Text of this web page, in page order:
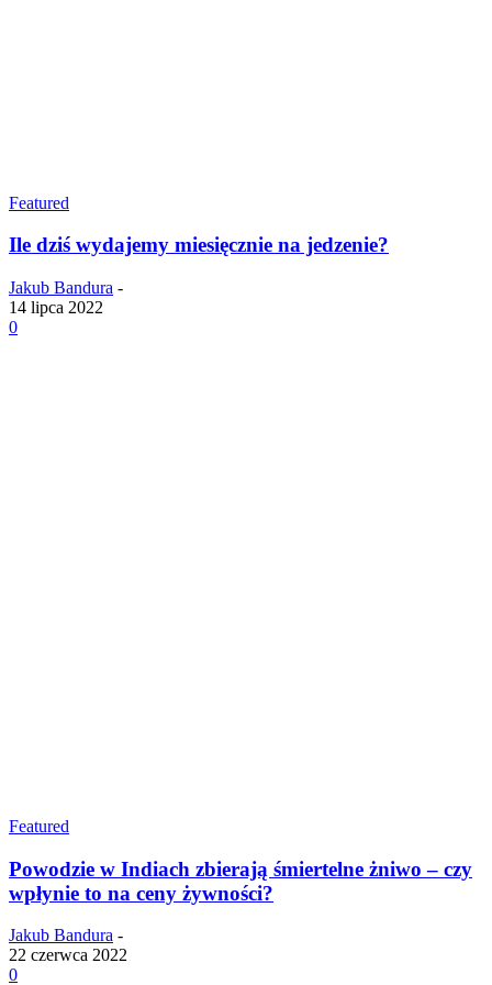
Featured
Ile dziś wydajemy miesięcznie na jedzenie?
Jakub Bandura -
14 lipca 2022
0
Featured
Powodzie w Indiach zbierają śmiertelne żniwo – czy
wpłynie to na ceny żywności?
Jakub Bandura -
22 czerwca 2022
0